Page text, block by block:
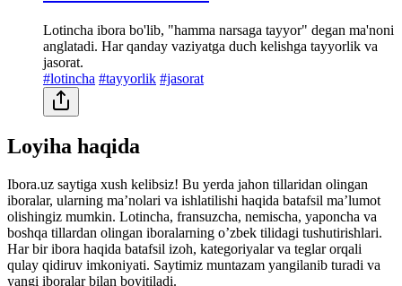
Lotincha ibora bo'lib, "hamma narsaga tayyor" degan ma'noni
anglatadi. Har qanday vaziyatga duch kelishga tayyorlik va
jasorat.
#lotincha #tayyorlik #jasorat
Loyiha haqida
Ibora.uz saytiga xush kelibsiz! Bu yerda jahon tillaridan olingan
iboralar, ularning maʼnolari va ishlatilishi haqida batafsil maʼlumot
olishingiz mumkin. Lotincha, fransuzcha, nemischa, yaponcha va
boshqa tillardan olingan iboralarning oʼzbek tilidagi tushutirishlari.
Har bir ibora haqida batafsil izoh, kategoriyalar va teglar orqali
qulay qidiruv imkoniyati. Saytimiz muntazam yangilanib turadi va
yangi iboralar bilan boyitiladi.